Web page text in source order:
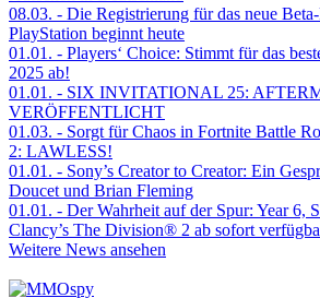
08.03. - Die Registrierung für das neue
PlayStation beginnt heute
01.01. - Players‘ Choice: Stimmt für das
2025 ab!
01.01. - SIX INVITATIONAL 25:
VERÖFFENTLICHT
01.03. - Sorgt für Chaos in Fortnite Battle
2: LAWLESS!
01.01. - Sony’s Creator to Creator: Ein
Doucet und Brian Fleming
01.01. - Der Wahrheit auf der Spur: Year 6,
Clancy’s The Division® 2 ab sofort
Weitere News ansehen